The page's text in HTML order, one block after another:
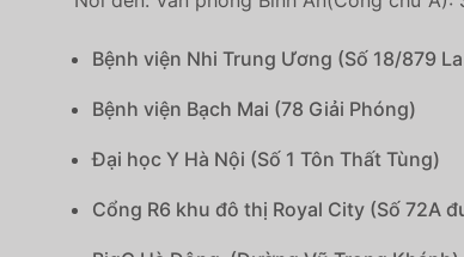
Bệnh viện Nhi Trung Ương (Số 18/879
Bệnh viện Bạch Mai (78 Giải Phóng)
Đại học Y Hà Nội (Số 1 Tôn Thất Tùng)
Cổng R6 khu đô thị Royal City (Số 72A